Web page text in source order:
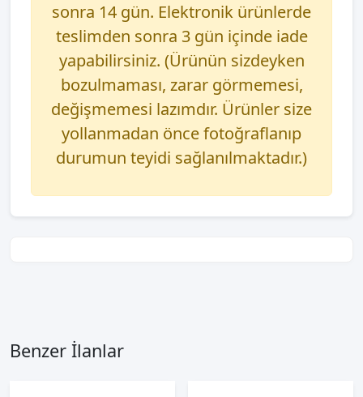
sonra 14 gün. Elektronik ürünlerde
teslimden sonra 3 gün içinde iade
yapabilirsiniz. (Ürünün sizdeyken
bozulmaması, zarar görmemesi,
değişmemesi lazımdır. Ürünler size
yollanmadan önce fotoğraflanıp
durumun teyidi sağlanılmaktadır.)
Benzer İlanlar